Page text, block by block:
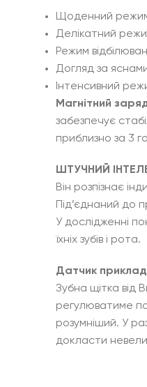
Щоденний
Делікатний
Режим
Догляд за
Інтенсивний
Магнітний
забезпечує
приблизно за 3
ШТУЧНИЙ
Він розпізнає
Під’єднаний
У дослідженні
їхніх зубів і рота.
Датчик
Зубна щітка від
регулюватиме
розумніший. У
докласти